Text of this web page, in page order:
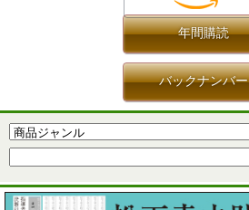
年間購読
バックナンバー